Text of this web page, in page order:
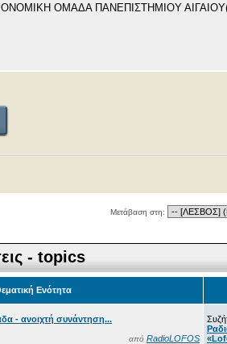
ΟΜΑΔΑ ΠΑΝΕΠΙΣΤΗΜΙΟΥ
Μετάβαση στη:
- topics
Ενότητα
- ανοιχτή συνάντηση...
από RadioLOFOS